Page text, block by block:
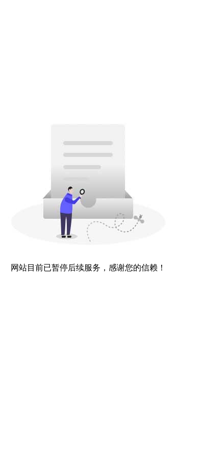
网站目前已暂停后续服务，感谢您的信赖！